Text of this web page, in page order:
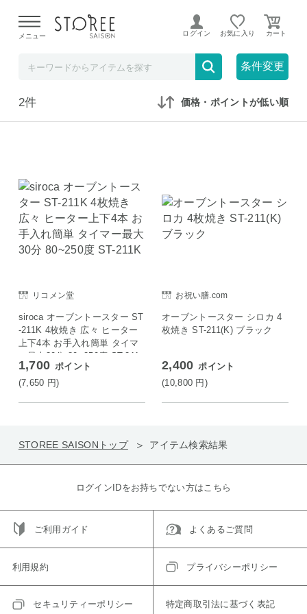
よる配送遅延が発生しております。
メニュー ログイン お気に入り
条件変更
在庫なしも表示 セール対象のみ
2件 価格・ポイントが低い順
リコメン堂
siroca オーブントースター ST
-211K 4枚焼き 広々 ヒーター
上下4本 お手入れ簡単 タイマ
ー最大30分 80~250度 ST-211
K
1,700 ポイント
(7,650 円)
お祝い膳.com
オーブントースター シロカ 4
枚焼き ST-211(K) ブラック
2,400 ポイント
(10,800 円)
STOREE SAISONトップ アイテム検索結果
ログインIDをお持ちでない方はこちら
ご利用ガイド よくあるご質問
利用規約 プライバシーポリシー
セキュリティーポリシー 特定商取引法に基づく表記